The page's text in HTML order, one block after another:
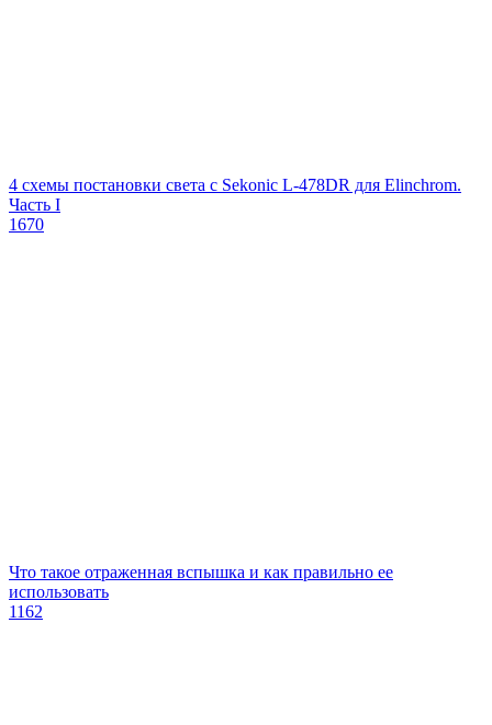
4 схемы постановки света с Sekonic L-478DR для Elinchrom.
Часть I
1670
Что такое отраженная вспышка и как правильно ее
использовать
1162